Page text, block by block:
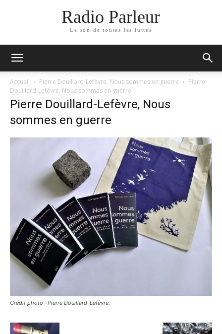
Radio Parleur
Le son de toutes les luttes
Accueil Pierre Douillard-Lefèvre, Nous sommes en guerre
Pierre
Douillard-Lefèvre, Nous sommes en guerre
Pierre Douillard-Lefèvre, Nous
sommes en guerre
Crédit photo : Pierre Douillard-Lefèvre.